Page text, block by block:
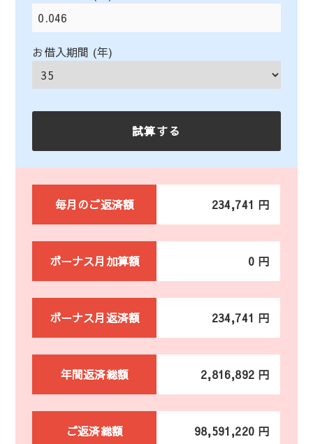
お借入期間 (年)
毎月のご返済額 234,741 円
ボーナス月加算額 0 円
ボーナス月返済額 234,741 円
年間返済総額 2,816,892 円
ご返済総額 98,591,220 円